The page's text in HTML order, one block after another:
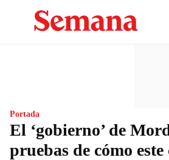
Portada
El ‘gobierno’ de
pruebas de cómo